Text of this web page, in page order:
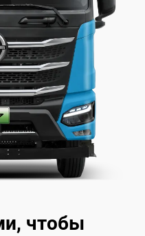
чтобы